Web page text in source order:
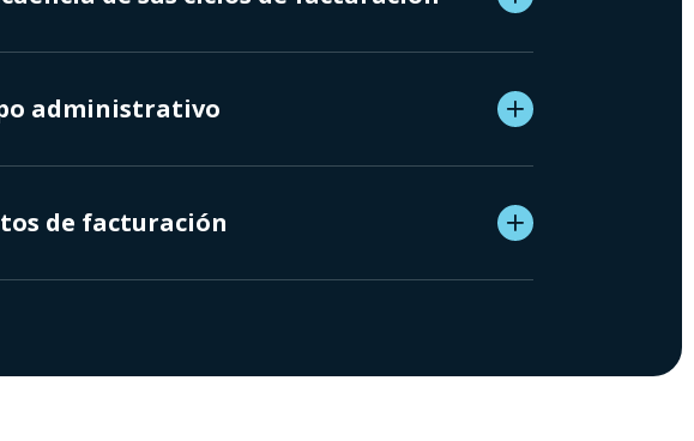
administrativo
de facturación